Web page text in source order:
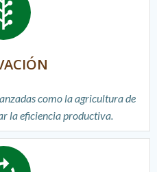
como la agricultura de
la eficiencia productiva.